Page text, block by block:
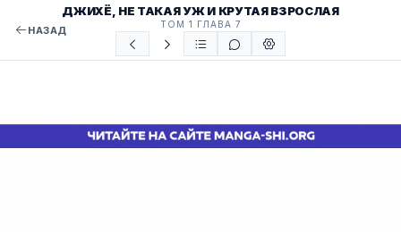
НАЗАД
ДЖИХЁ, НЕ ТАКАЯ УЖ И КРУТАЯ ВЗРОСЛАЯ
ТОМ 1 ГЛАВА 7